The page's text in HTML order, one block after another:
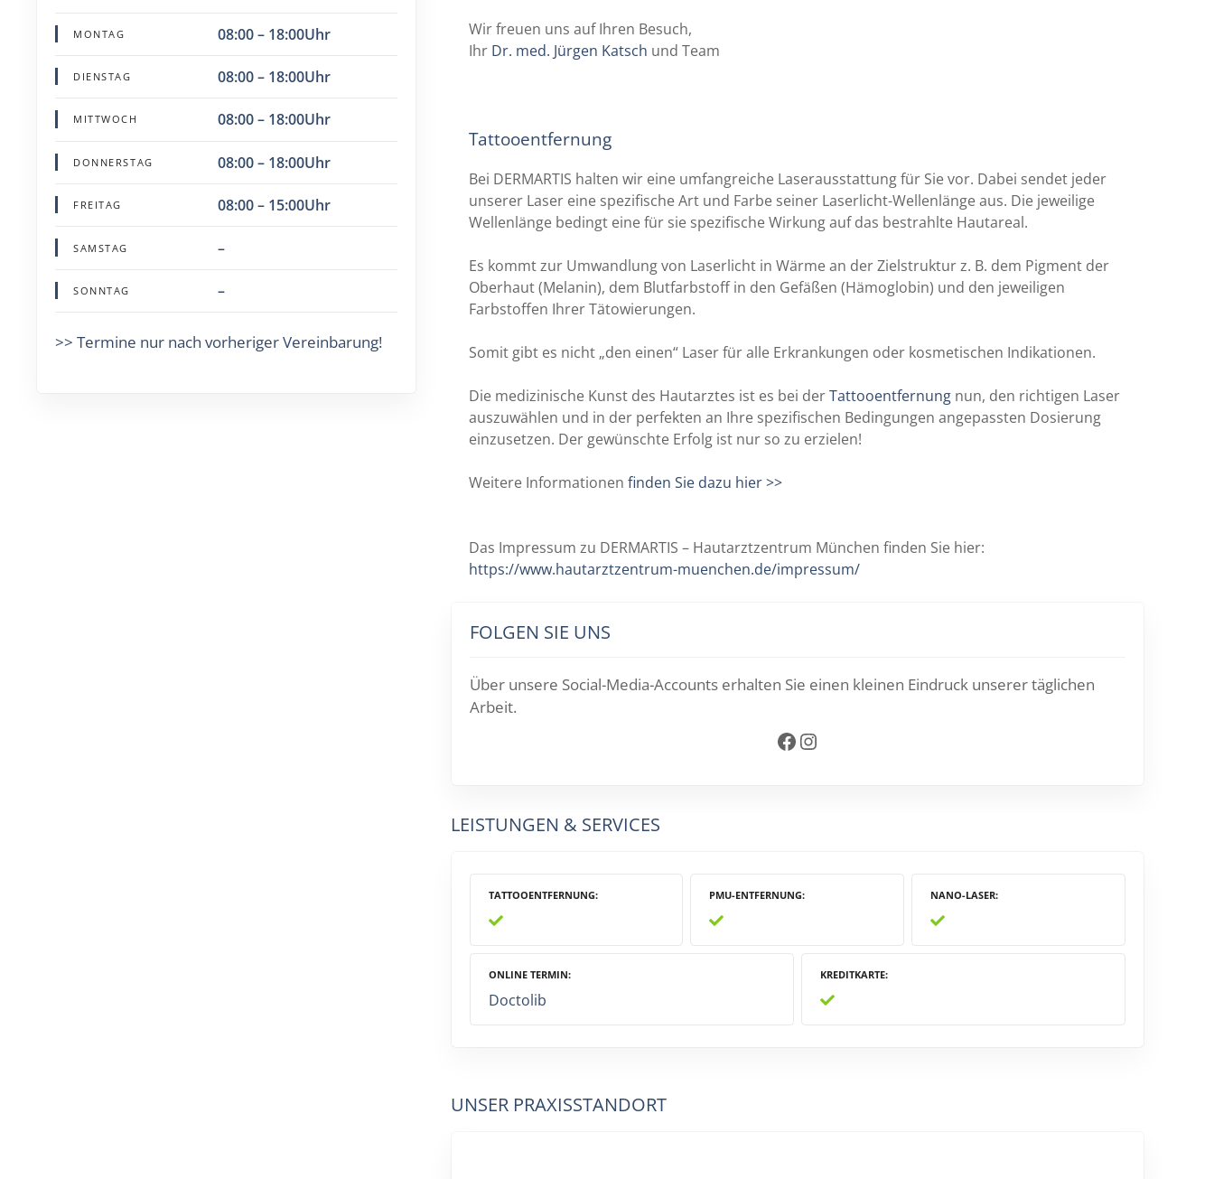
MONTAG 08:00 – 18:00Uhr
DIENSTAG 08:00 – 18:00Uhr
MITTWOCH 08:00 – 18:00Uhr
DONNERSTAG 08:00 – 18:00Uhr
FREITAG 08:00 – 15:00Uhr
SAMSTAG –
SONNTAG –
>> Termine nur nach vorheriger Vereinbarung!
Wir freuen uns auf Ihren Besuch,
Ihr Dr. med. Jürgen Katsch und Team
Tattooentfernung
Bei DERMARTIS halten wir eine umfangreiche Laserausstattung für Sie vor. Dabei sendet jeder
unserer Laser eine spezifische Art und Farbe seiner Laserlicht-Wellenlänge aus. Die jeweilige
Wellenlänge bedingt eine für sie spezifische Wirkung auf das bestrahlte Hautareal.
Es kommt zur Umwandlung von Laserlicht in Wärme an der Zielstruktur z. B. dem Pigment der
Oberhaut (Melanin), dem Blutfarbstoff in den Gefäßen (Hämoglobin) und den jeweiligen
Farbstoffen Ihrer Tätowierungen.
Somit gibt es nicht „den einen“ Laser für alle Erkrankungen oder kosmetischen Indikationen.
Die medizinische Kunst des Hautarztes ist es bei derTattooentfernungnun, den richtigen Laser
auszuwählen und in der perfekten an Ihre spezifischen Bedingungen angepassten Dosierung
einzusetzen. Der gewünschte Erfolg ist nur so zu erzielen!
Weitere Informationen finden Sie dazu hier >>
Das Impressum zu DERMARTIS – Hautarztzentrum München finden Sie hier:
https://www.hautarztzentrum-muenchen.de/impressum/
FOLGEN SIE UNS
Über unsere Social-Media-Accounts erhalten Sie einen kleinen Eindruck unserer täglichen
Arbeit.
Facebook Instagram
LEISTUNGEN & SERVICES
TATTOOENTFERNUNG PMU-ENTFERNUNG NANO-LASER
ONLINE TERMIN
Doctolib
KREDITKARTE
UNSER PRAXISSTANDORT